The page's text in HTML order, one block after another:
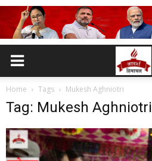
Home Tags Mukesh Aghniotri
Tag: Mukesh Aghniotri